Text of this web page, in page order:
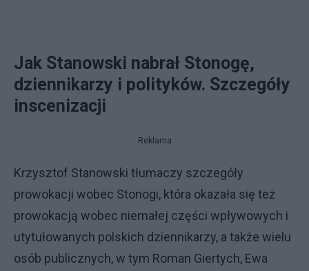
Jak Stanowski nabrał Stonogę,
dziennikarzy i polityków. Szczegóły
inscenizacji
Reklama
Krzysztof Stanowski tłumaczy szczegóły
prowokacji wobec Stonogi, która okazała się też
prowokacją wobec niemałej części wpływowych i
utytułowanych polskich dziennikarzy, a także wielu
osób publicznych, w tym Roman Giertych, Ewa